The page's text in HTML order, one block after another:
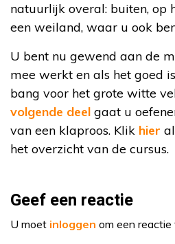
natuurlijk overal: buiten, op
een weiland, waar u ook
U bent nu gewend aan de
mee werkt en als het goed
bang voor het grote witte
volgende deel gaat u
van een klaproos. Klik hier
het overzicht van de cursus.
Geef een reactie
U moet inloggen om een